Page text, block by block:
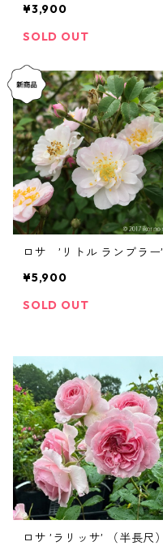
¥3,900
SOLD OUT
ロサ ’リトル ランブラー’
¥5,900
SOLD OUT
ロサ ’ラリッサ’ （半長尺）